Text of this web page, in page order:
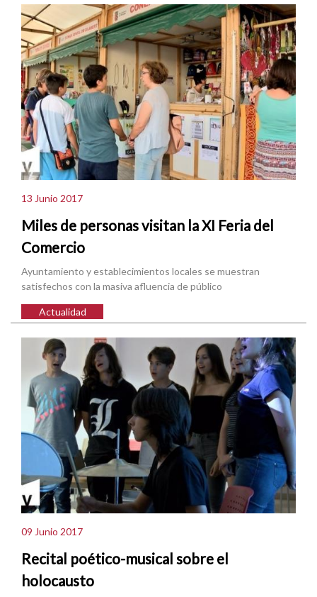
13 Junio 2017
Miles de personas visitan la XI Feria del
Comercio
Ayuntamiento y establecimientos locales se muestran
satisfechos con la masiva afluencia de público
Actualidad
09 Junio 2017
Recital poético-musical sobre el
holocausto